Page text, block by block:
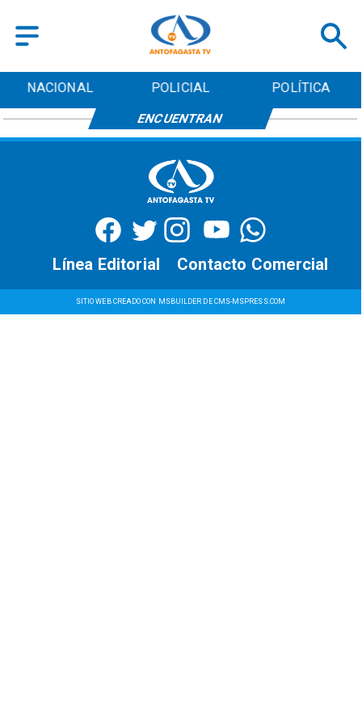
NACIONAL POLICIAL POLÍTICA
ENCUENTRAN
SITIO WEB CREADO CON MSBUILDER DE CMS-MSPRESS.COM
Contacto Comercial
Línea Editorial